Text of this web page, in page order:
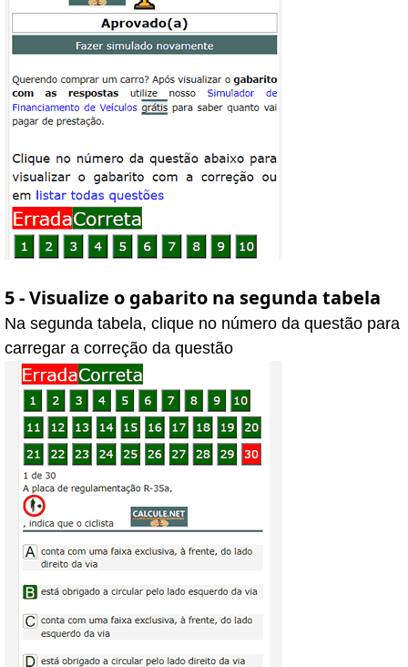
5 - Visualize o gabarito na segunda tabela
Na segunda tabela, clique no número da questão para
carregar a correção da questão